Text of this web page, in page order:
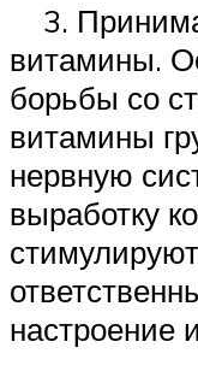
3.
витамины.
борьбы со
витамины
нервную
выработку
настроение